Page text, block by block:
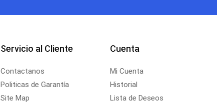
Servicio al Cliente
Contactanos
Politicas de Garantía
Site Map
Cuenta
Mi Cuenta
Historial
Lista de Deseos